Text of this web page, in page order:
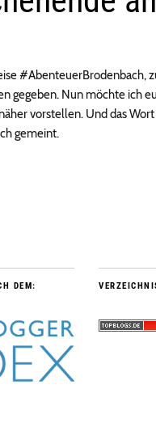
#AbenteuerBrodenbach,
gegeben. Nun möchte ich
vorstellen. Und das Wort
gemeint.
DEM: